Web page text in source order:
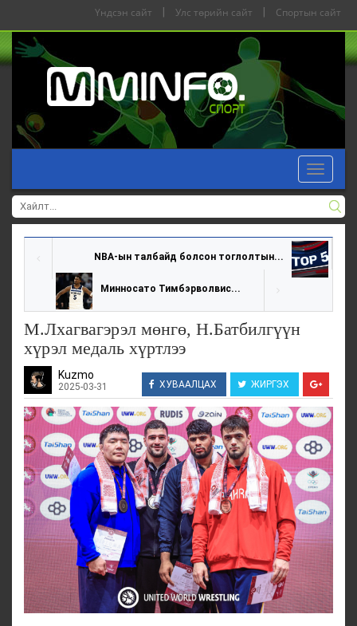
Үндсэн сайт Улс төрийн сайт Спортын сайт
Toggle
NBA-ын талбайд болсон тоглолтын...
Минносато Тимбэрволвис...
М.Лхагвагэрэл мөнгө, Н.Батбилгүүн
хүрэл медаль хүртлээ
Kuzmo
2025-03-31 ХУВААЛЦАХ ЖИРГЭХ